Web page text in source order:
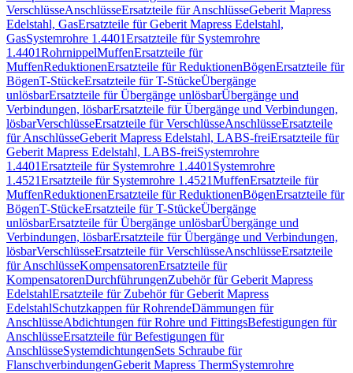
VerschlüsseAnschlüsseErsatzteile für AnschlüsseGeberit Mapress
Edelstahl, GasErsatzteile für Geberit Mapress Edelstahl,
GasSystemrohre 1.4401Ersatzteile für Systemrohre
1.4401RohrnippelMuffenErsatzteile für
MuffenReduktionenErsatzteile für ReduktionenBögenErsatzteile für
BögenT-StückeErsatzteile für T-StückeÜbergänge
unlösbarErsatzteile für Übergänge unlösbarÜbergänge und
Verbindungen, lösbarErsatzteile für Übergänge und Verbindungen,
lösbarVerschlüsseErsatzteile für VerschlüsseAnschlüsseErsatzteile
für AnschlüsseGeberit Mapress Edelstahl, LABS-freiErsatzteile für
Geberit Mapress Edelstahl, LABS-freiSystemrohre
1.4401Ersatzteile für Systemrohre 1.4401 Systemrohre
1.4521Ersatzteile für Systemrohre 1.4521MuffenErsatzteile für
MuffenReduktionenErsatzteile für ReduktionenBögenErsatzteile für
BögenT-StückeErsatzteile für T-StückeÜbergänge
unlösbarErsatzteile für Übergänge unlösbarÜbergänge und
Verbindungen, lösbarErsatzteile für Übergänge und Verbindungen,
lösbarVerschlüsseErsatzteile für VerschlüsseAnschlüsseErsatzteile
für AnschlüsseKompensatorenErsatzteile für
KompensatorenDurchführungenZubehör für Geberit Mapress
EdelstahlErsatzteile für Zubehör für Geberit Mapress
EdelstahlSchutzkappen für RohrendeDämmungen für
AnschlüsseAbdichtungen für Rohre und FittingsBefestigungen für
AnschlüsseErsatzteile für Befestigungen für
AnschlüsseSystemdichtungenSets Schraube für
FlanschverbindungenGeberit Mapress ThermSystemrohre